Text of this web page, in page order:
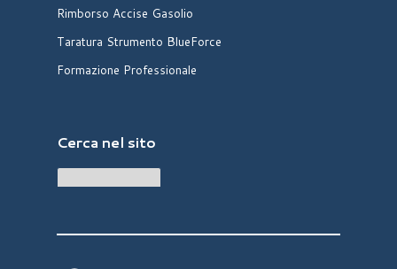
Cerca nel sito
Rimborso Accise Gasolio
Taratura Strumento BlueForce
Formazione Professionale